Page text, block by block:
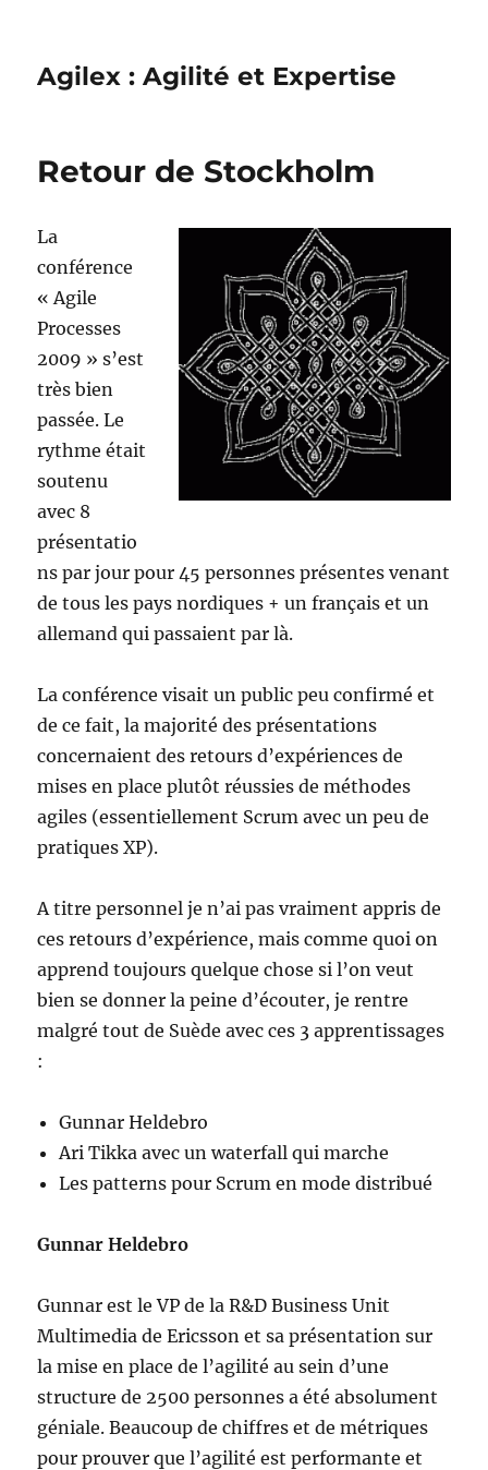
Agilex : Agilité et Expertise
Retour de Stockholm
La
conférence
« Agile
Processes
2009 » s’est
très bien
passée. Le
rythme était
soutenu
avec 8
présentatio
ns par jour pour 45 personnes présentes venant
de tous les pays nordiques + un français et un
allemand qui passaient par là.
La conférence visait un public peu confirmé et
de ce fait, la majorité des présentations
concernaient des retours d’expériences de
mises en place plutôt réussies de méthodes
agiles (essentiellement Scrum avec un peu de
pratiques XP).
A titre personnel je n’ai pas vraiment appris de
ces retours d’expérience, mais comme quoi on
apprend toujours quelque chose si l’on veut
bien se donner la peine d’écouter, je rentre
malgré tout de Suède avec ces 3 apprentissages
:
Gunnar Heldebro
Ari Tikka avec un waterfall qui marche
Les patterns pour Scrum en mode distribué
Gunnar Heldebro
Gunnar est le VP de la R&D Business Unit
Multimedia de Ericsson et sa présentation sur
la mise en place de l’agilité au sein d’une
structure de 2500 personnes a été absolument
géniale. Beaucoup de chiffres et de métriques
pour prouver que l’agilité est performante et